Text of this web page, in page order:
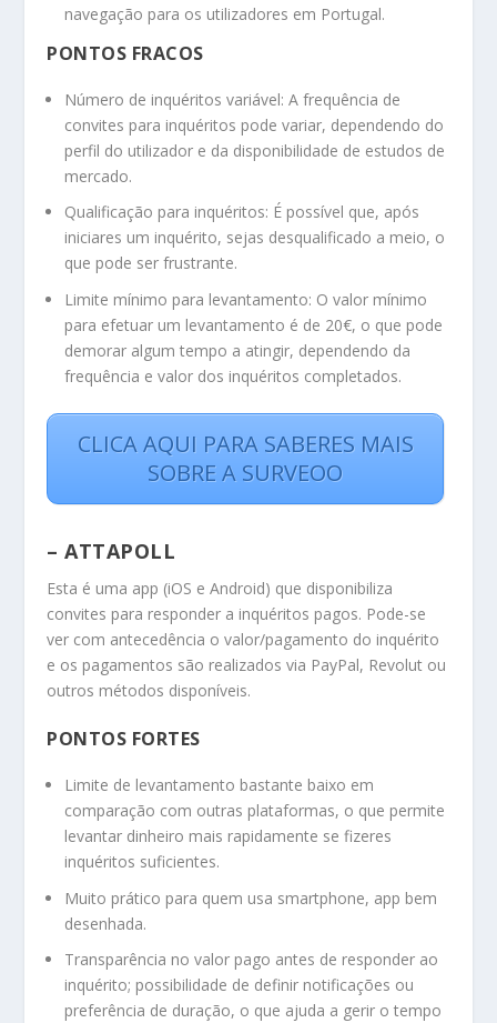
navegação para os utilizadores em Portugal.
PONTOS FRACOS
Número de inquéritos variável: A frequência de
convites para inquéritos pode variar, dependendo do
perfil do utilizador e da disponibilidade de estudos de
mercado.
Qualificação para inquéritos: É possível que, após
iniciares um inquérito, sejas desqualificado a meio, o
que pode ser frustrante.
Limite mínimo para levantamento: O valor mínimo
para efetuar um levantamento é de 20€, o que pode
demorar algum tempo a atingir, dependendo da
frequência e valor dos inquéritos completados.
CLICA AQUI PARA SABERES MAIS
SOBRE A SURVEOO
– ATTAPOLL
Esta é uma app (iOS e Android) que disponibiliza
convites para responder a inquéritos pagos. Pode-se
ver com antecedência o valor/pagamento do inquérito
e os pagamentos são realizados via PayPal, Revolut ou
outros métodos disponíveis.
PONTOS FORTES
Limite de levantamento bastante baixo em
comparação com outras plataformas, o que permite
levantar dinheiro mais rapidamente se fizeres
inquéritos suficientes.
Muito prático para quem usa smartphone, app bem
desenhada.
Transparência no valor pago antes de responder ao
inquérito; possibilidade de definir notificações ou
preferência de duração, o que ajuda a gerir o tempo